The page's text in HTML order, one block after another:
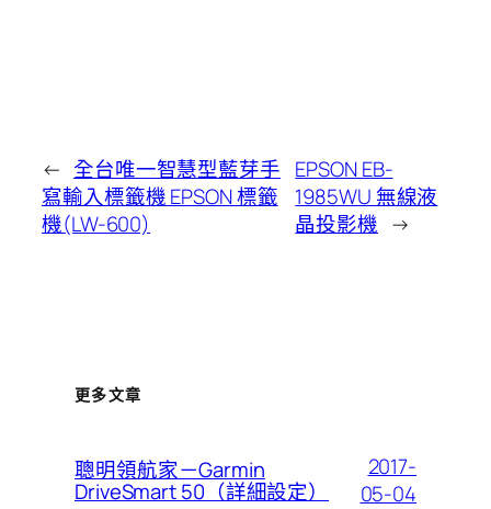
← 全台唯一智慧型藍芽手
寫輸入標籤機 EPSON 標籤
機(LW-600)
EPSON EB-
1985WU 無線液
晶投影機 →
更多文章
聰明領航家－Garmin
DriveSmart 50（詳細設定）
2017-
05-04